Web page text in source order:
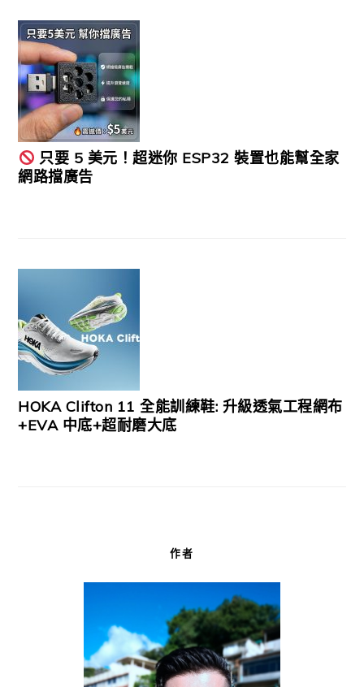
只要 5 美元！超迷你 ESP32 裝置也能幫全家
網路擋廣告
HOKA Clifton 11 全能訓練鞋: 升級透氣工程網布
+EVA 中底+超耐磨大底
作者